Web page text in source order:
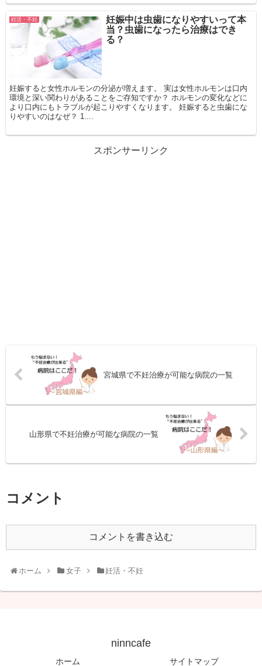
妊活・不妊
妊娠中は虫歯になりやすいって本
当？虫歯になったら治療はでき
る？
妊娠すると女性ホルモンの分泌が増えます。 実は女性ホルモンは口内
環境と深い関わりがあることをご存知ですか？ ホルモンの変化などに
より口内にもトラブルが起こりやすくなります。 妊娠すると虫歯にな
りやすいのはなぜ？ 1....
スポンサーリンク
宮城県で不妊治療が可能な病院の一覧
山形県で不妊治療が可能な病院の一覧
コメント
コメントを書き込む
ホーム 女子 妊活・不妊
ninncafe
ホーム サイトマップ